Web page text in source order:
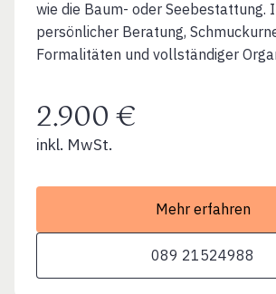
wie die Baum- oder Seebestattung.
persönlicher Beratung,
Formalitäten und vollständiger
2.900 €
inkl. MwSt.
Mehr erfahren
089 21524988